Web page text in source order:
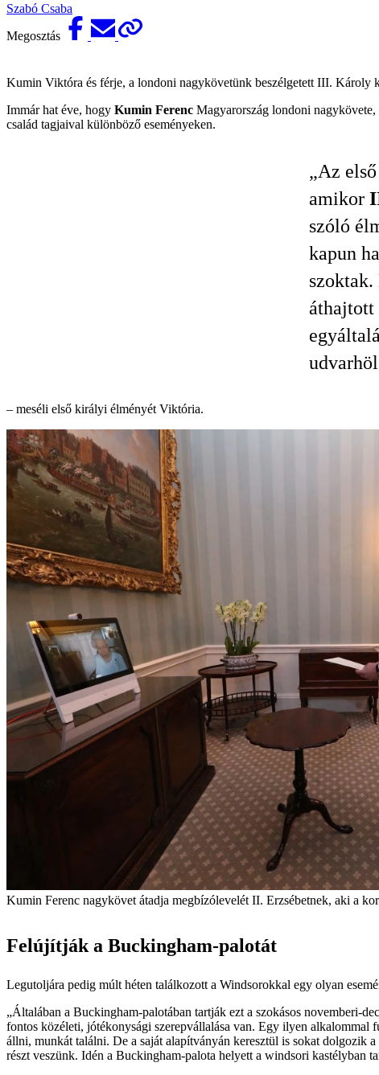
Szabó Csaba
Megosztás
Kumin Viktóra és férje, a londoni nagykövetünk beszélgetett III. Károly
Immár hat éve, hogy Kumin Ferenc Magyarország londoni nagykövete,
család tagjaival különböző eseményeken.
„Az
amikor
szóló
kapun
áthajtott
– meséli első királyi élményét Viktória.
Kumin Ferenc nagykövet átadja megbízólevelét II. Erzsébetnek, aki a
Felújítják a Buckingham-palotát
Legutoljára pedig múlt héten találkozott a Windsorokkal egy olyan
„Általában a Buckingham-palotában tartják ezt a szokásos novemberi-
fontos közéleti, jótékonysági szerepvállalása van. Egy ilyen alkalommal
állni, munkát találni. De a saját alapítványán keresztül is sokat dolgozik
részt veszünk. Idén a Buckingham-palota helyett a windsori kastélyban